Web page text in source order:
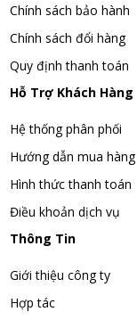
Chính sách bảo hành
Chính sách đổi hàng
Quy định thanh toán
Hỗ Trợ Khách Hàng
Hệ thống phân phối
Hướng dẫn mua hàng
Hình thức thanh toán
Điều khoản dịch vụ
Thông Tin
Giới thiệu công ty
Hợp tác